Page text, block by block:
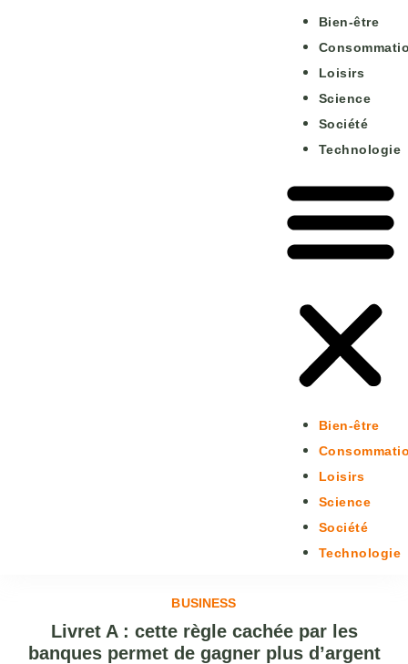
Bien-être
Loisirs
Science
Société
Technologie
Bien-être
Loisirs
Science
Société
Technologie
BUSINESS
Livret A : cette règle cachée par les
banques permet de gagner plus d’argent